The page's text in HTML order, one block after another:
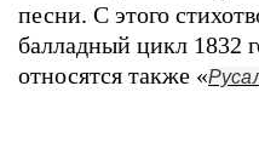
песни. С этого
балладный цикл 1832
относятся также «